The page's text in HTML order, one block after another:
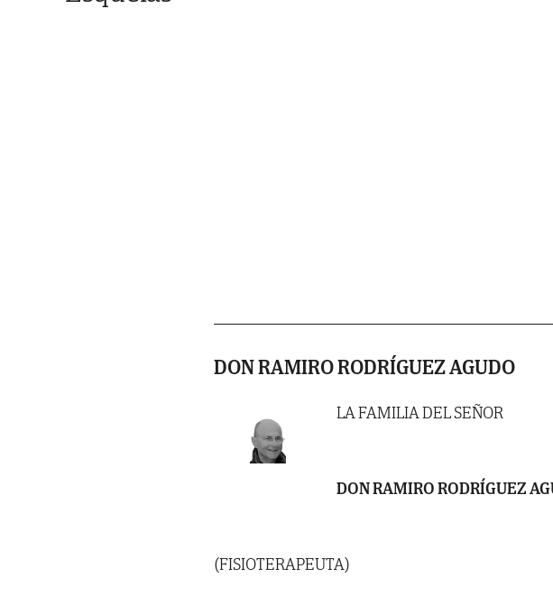
DON RAMIRO RODRÍGUEZ AGUDO
LA FAMILIA DEL SEÑOR
DON RAMIRO RODRÍGUEZ
(FISIOTERAPEUTA)